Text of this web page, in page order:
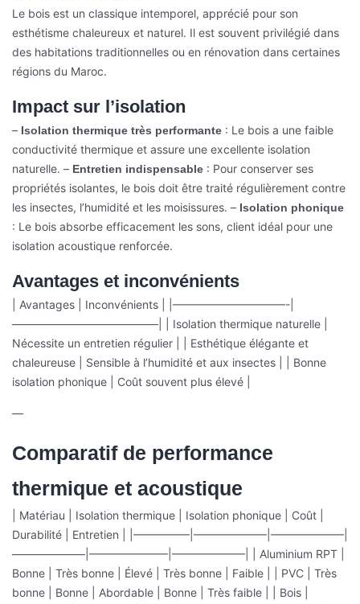
Le bois est un classique intemporel, apprécié pour son
esthétisme chaleureux et naturel. Il est souvent privilégié dans
des habitations traditionnelles ou en rénovation dans certaines
régions du Maroc.
Impact sur l’isolation
– Isolation thermique très performante : Le bois a une faible
conductivité thermique et assure une excellente isolation
naturelle. – Entretien indispensable : Pour conserver ses
propriétés isolantes, le bois doit être traité régulièrement contre
les insectes, l’humidité et les moisissures. – Isolation phonique
: Le bois absorbe efficacement les sons, client idéal pour une
isolation acoustique renforcée.
Avantages et inconvénients
| Avantages | Inconvénients |
|——————————-|
—————————————|
| Isolation thermique naturelle |
Nécessite un entretien régulier |
| Esthétique élégante et
chaleureuse | Sensible à l’humidité et aux insectes |
| Bonne
isolation phonique | Coût souvent plus élevé |
—
Comparatif de performance
thermique et acoustique
| Matériau | Isolation thermique | Isolation phonique | Coût |
Durabilité | Entretien |
|—————|——————–|——————–|
——————–|———————|——————–|
| Aluminium RPT |
Bonne | Très bonne | Élevé | Très bonne | Faible |
| PVC | Très
bonne | Bonne | Abordable | Bonne | Très faible |
| Bois |